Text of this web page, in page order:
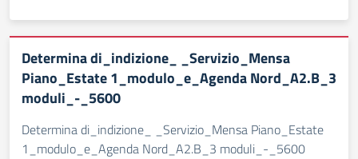
Determina di_indizione_ _Servizio_Mensa
Piano_Estate 1_modulo_e_Agenda Nord_A2.B_3
moduli_-_5600
Determina di_indizione_ _Servizio_Mensa Piano_Estate
1_modulo_e_Agenda Nord_A2.B_3 moduli_-_5600